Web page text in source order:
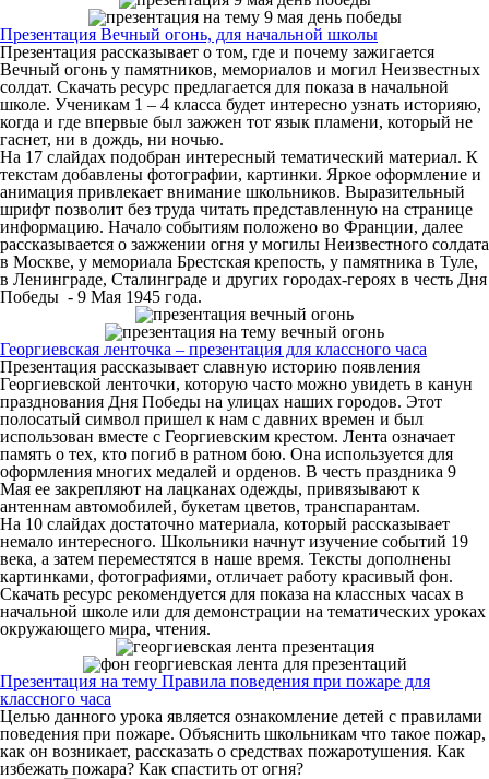
Презентация Вечный огонь, для начальной школы
Презентация рассказывает о том, где и почему зажигается
Вечный огонь у памятников, мемориалов и могил Неизвестных
солдат. Скачать ресурс предлагается для показа в начальной
школе. Ученикам 1 – 4 класса будет интересно узнать историяю,
когда и где впервые был зажжен тот язык пламени, который не
гаснет, ни в дождь, ни ночью.
На 17 слайдах подобран интересный тематический материал. К
текстам добавлены фотографии, картинки. Яркое оформление и
анимация привлекает внимание школьников. Выразительный
шрифт позволит без труда читать представленную на странице
информацию. Начало событиям положено во Франции, далее
рассказывается о зажжении огня у могилы Неизвестного солдата
в Москве, у мемориала Брестская крепость, у памятника в Туле,
в Ленинграде, Сталинграде и других городах-героях в честь Дня
Победы - 9 Мая 1945 года.
Георгиевская ленточка – презентация для классного часа
Презентация рассказывает славную историю появления
Георгиевской ленточки, которую часто можно увидеть в канун
празднования Дня Победы на улицах наших городов. Этот
полосатый символ пришел к нам с давних времен и был
использован вместе с Георгиевским крестом. Лента означает
память о тех, кто погиб в ратном бою. Она используется для
оформления многих медалей и орденов. В честь праздника 9
Мая ее закрепляют на лацканах одежды, привязывают к
антеннам автомобилей, букетам цветов, транспарантам.
На 10 слайдах достаточно материала, который рассказывает
немало интересного. Школьники начнут изучение событий 19
века, а затем переместятся в наше время. Тексты дополнены
картинками, фотографиями, отличает работу красивый фон.
Скачать ресурс рекомендуется для показа на классных часах в
начальной школе или для демонстрации на тематических уроках
окружающего мира, чтения.
Презентация на тему Правила поведения при пожаре для
классного часа
Целью данного урока является ознакомление детей с правилами
поведения при пожаре. Объяснить школьникам что такое пожар,
как он возникает, рассказать о средствах пожаротушения. Как
избежать пожара? Как спастить от огня?